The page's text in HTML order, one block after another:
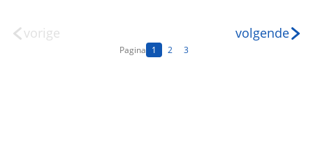
vorige
Pagina 1 2 3
volgende